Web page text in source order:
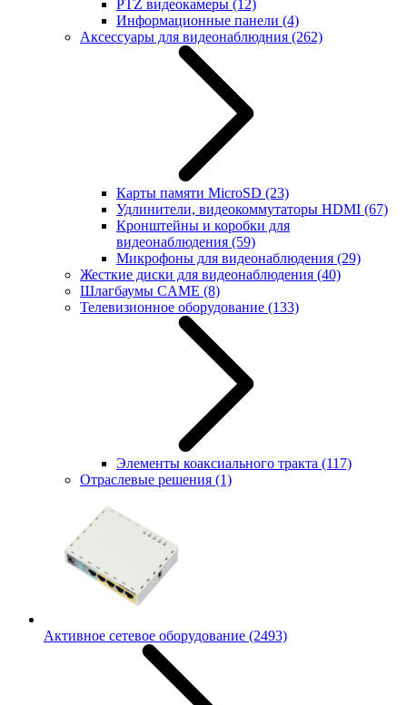
PTZ видеокамеры (12)
Информационные панели (4)
Аксессуары для видеонаблюдния (262)
Карты памяти MicroSD (23)
Удлинители, видеокоммутаторы HDMI (67)
Кронштейны и коробки для
видеонаблюдения (59)
Микрофоны для видеонаблюдения (29)
Жесткие диски для видеонаблюдения (40)
Шлагбаумы CAME (8)
Телевизионное оборудование (133)
Элементы коаксиального тракта (117)
Отраслевые решения (1)
Активное сетевое оборудование (2493)